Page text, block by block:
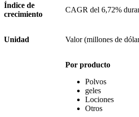
Índice de
crecimiento
CAGR del 6,72%
Unidad Valor (millones de
Por producto
Polvos
geles
Lociones
Otros